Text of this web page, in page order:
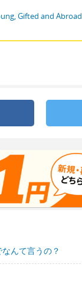
Gifted and Abroad
んて言うの？